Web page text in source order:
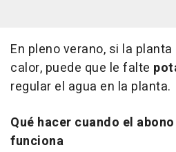
En pleno verano, si la
calor, puede que le falte
regular el agua en la planta.
Qué hacer cuando el
funciona